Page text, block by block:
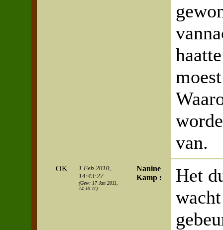
van.
OK
1 Feb 2010,
14:43:27
(Gew: 17 Jan 2011,
14:10:11)
Nanine
Kamp :
Het